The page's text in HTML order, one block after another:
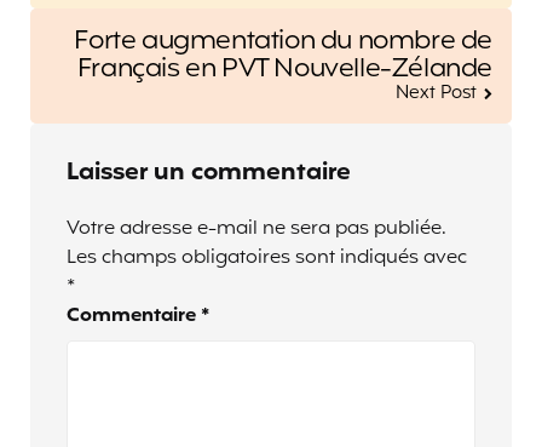
Forte augmentation du nombre de
Français en PVT Nouvelle-Zélande
Next Post
Laisser un commentaire
Votre adresse e-mail ne sera pas publiée.
Les champs obligatoires sont indiqués avec
*
Commentaire *